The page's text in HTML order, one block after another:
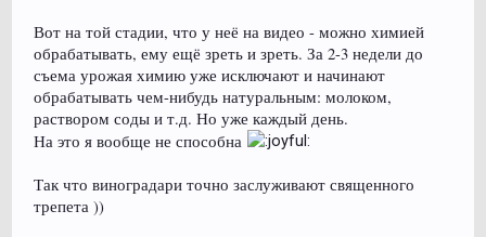
Вот на той стадии, что у неё на видео - можно химией
обрабатывать, ему ещё зреть и зреть. За 2-3 недели до
съема урожая химию уже исключают и начинают
обрабатывать чем-нибудь натуральным: молоком,
раствором соды и т.д. Но уже каждый день.
На это я вообще не способна
Так что виноградари точно заслуживают священного
трепета ))